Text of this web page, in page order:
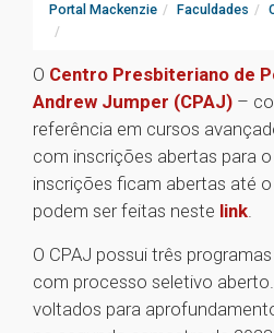
Portal Mackenzie Faculdades
O Centro Presbiteriano de
Andrew Jumper (CPAJ) –
referência em cursos
com inscrições abertas para
inscrições ficam abertas até
podem ser feitas neste link.
O CPAJ possui três
com processo seletivo aberto.
voltados para